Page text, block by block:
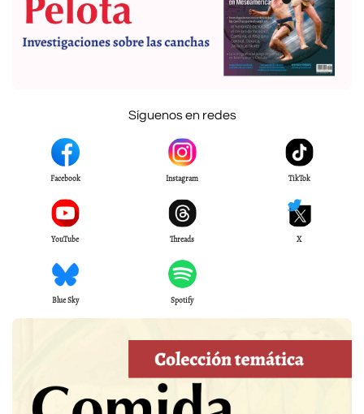
Síguenos en redes
Facebook Instagram TikTok
YouTube Threads X
Blue Sky Spotify